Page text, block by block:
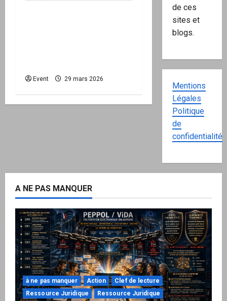
Event 29 mars 2026
de ces
sites et
blogs.
Mentions
Légales
Politique
de
confidentialité
A NE PAS MANQUER
à ne pas manquer Action
Clef de lecture
Ressource Juridique
Ressource Juridique